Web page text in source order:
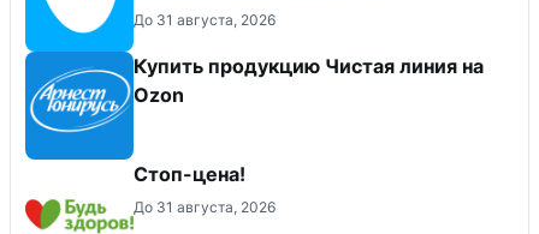
До 31 августа, 2026
Купить продукцию Чистая линия на
Ozon
Стоп-цена!
До 31 августа, 2026